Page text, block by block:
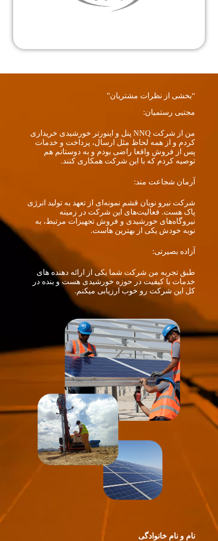
“بخشی از نظرات مشتریان”
مجتبی رستمیان:
من از شرکت NNQ پنل و اینورتر خورشیدی خریداری
کردم و از همه لحاظ مثل ارسال، پرداخت و خدمات
پس از فروش واقعا راضی بودم و به دوستانم هم
توصیه کردم که با این شرکت همکاری کنند.
آرمان شجاعت مند:
شرکت نیرو نویان قشم نمونه‌ای از تعهد به تولید انرژی
پاک هست. فعالیت‌های این شرکت در زمینه
نیروگاه‌های خورشیدی و فروش تجهیزات مرتبط، به
نوبه خودش یکی از بهترین هاست.
آزاده بصیرتی:
طبق تجربه من شرکت شما یکی از ارائه دهنده های
خدمات با کیفیت در حوزه خورشیدی هست و بنده در
کل این شرکت رو خوب ارزیابی میکنم.
نام و نام خانوادگی